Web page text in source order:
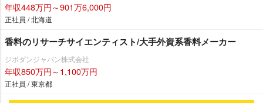
年収448万円～901万6,000円
正社員 / 北海道
香料のリサーチサイエンティスト/大手外資系香料メーカー
ジボダンジャパン株式会社
年収850万円～1,100万円
正社員 / 東京都